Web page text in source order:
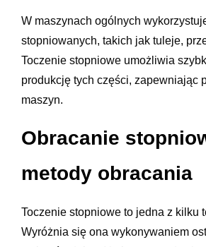
W maszynach ogólnych
stopniowanych, takich jak tuleje,
Toczenie stopniowe umożliwia
produkcję tych części, zapewniając
maszyn.
Obracanie
metody obracania
Toczenie stopniowe to jedna z kilku
Wyróżnia się ona wykonywaniem